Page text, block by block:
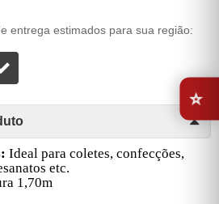
entrega estimados para sua região:
Ideal para coletes, confecções,
etc.
1,70m
⭐